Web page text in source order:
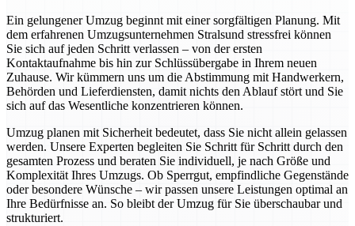
Ein gelungener Umzug beginnt mit einer sorgfältigen Planung. Mit
dem erfahrenen Umzugsunternehmen Stralsund stressfrei können
Sie sich auf jeden Schritt verlassen – von der ersten
Kontaktaufnahme bis hin zur Schlüssübergabe in Ihrem neuen
Zuhause. Wir kümmern uns um die Abstimmung mit Handwerkern,
Behörden und Lieferdiensten, damit nichts den Ablauf stört und Sie
sich auf das Wesentliche konzentrieren können.
Umzug planen mit Sicherheit bedeutet, dass Sie nicht allein gelassen
werden. Unsere Experten begleiten Sie Schritt für Schritt durch den
gesamten Prozess und beraten Sie individuell, je nach Größe und
Komplexität Ihres Umzugs. Ob Sperrgut, empfindliche Gegenstände
oder besondere Wünsche – wir passen unsere Leistungen optimal an
Ihre Bedürfnisse an. So bleibt der Umzug für Sie überschaubar und
strukturiert.